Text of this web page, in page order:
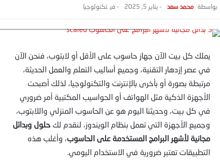
محمد سعد - يناير 5, 2025 - ‎في تكنولوجيا
يملك كل بيت الآن جهاز حاسوب على الأقل أو لابتوب، فنحن الآن
في عصر إزدهار التقنية، وجميع أساليب التعلم والعمل الحديثة،
مرتبطة بصورة أو بأخرى بالإنترنت والتكنولوجيا، لذلك أصبحت
الأجهزة الذكية مثل الهواتف أو الحواسيب المكتبية أمر ضروري
في كل بيت، وحديثنا اليوم هو عن الحاسوب المنزلي واللابتوب،
وجميع الأجهزة التي تعمل بنظام الويندوز، لنقدم لك حلول وبدائل
مجانية لأشهر البرامج المستخدمة على الحاسوب، وأغلب هذه
التطبيقات تعتبر ضرورية في الاستخدام اليومي.